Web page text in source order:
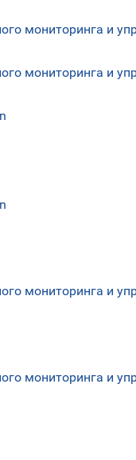
мониторинга и
мониторинга и
мониторинга и
мониторинга и